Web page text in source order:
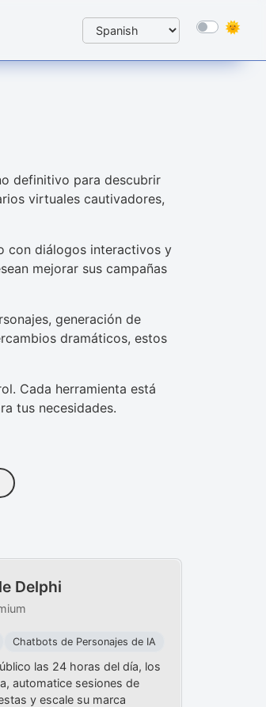
definitivo para descubrir
virtuales cautivadores,
con diálogos interactivos y
mejorar sus campañas
generación de
dramáticos, estos
Cada herramienta está
tus necesidades.
Delphi
Chatbots de Personajes de IA
las 24 horas del día, los
automatice sesiones de
y escale su marca